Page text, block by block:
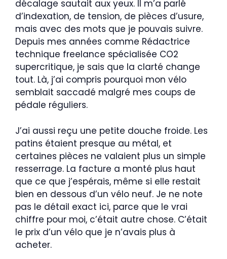
décalage sautait aux yeux. Il m’a parlé
d’indexation, de tension, de pièces d’usure,
mais avec des mots que je pouvais suivre.
Depuis mes années comme Rédactrice
technique freelance spécialisée CO2
supercritique, je sais que la clarté change
tout. Là, j’ai compris pourquoi mon vélo
semblait saccadé malgré mes coups de
pédale réguliers.
J’ai aussi reçu une petite douche froide. Les
patins étaient presque au métal, et
certaines pièces ne valaient plus un simple
resserrage. La facture a monté plus haut
que ce que j’espérais, même si elle restait
bien en dessous d’un vélo neuf. Je ne note
pas le détail exact ici, parce que le vrai
chiffre pour moi, c’était autre chose. C’était
le prix d’un vélo que je n’avais plus à
acheter.